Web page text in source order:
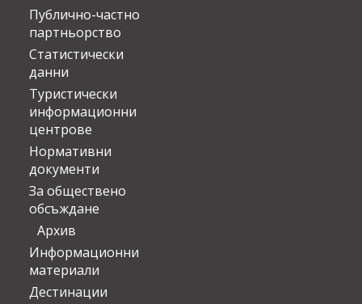
Публично-частно
партньорство
Статистически
данни
Туристически
информационни
центрове
Нормативни
документи
За обществено
обсъждане
Архив
Информационни
материали
Дестинации